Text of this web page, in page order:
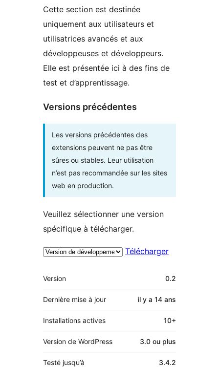
Cette section est destinée
uniquement aux utilisateurs et
utilisatrices avancés et aux
développeuses et développeurs.
Elle est présentée ici à des fins de
test et d’apprentissage.
Versions précédentes
Les versions précédentes des
extensions peuvent ne pas être
sûres ou stables. Leur utilisation
n’est pas recommandée sur les sites
web en production.
Veuillez sélectionner une version
spécifique à télécharger.
Télécharger
Méta
Version 0.2
Dernière mise à jour il y a 14 ans
Installations actives 10+
Version de WordPress 3.0 ou plus
Testé jusqu’à 3.4.2